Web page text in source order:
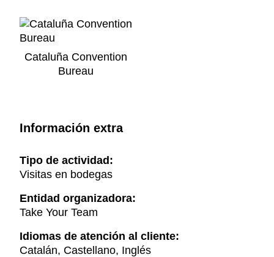
Cataluña Convention
Bureau
Información extra
Tipo de actividad:
Visitas en bodegas
Entidad organizadora:
Take Your Team
Idiomas de atención al cliente:
Catalán, Castellano, Inglés